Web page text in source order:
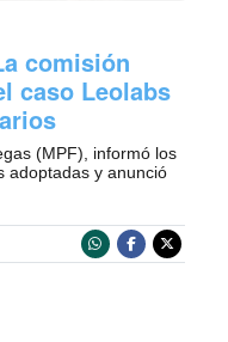
comisión
caso Leolabs
(MPF), informó los
adoptadas y anunció